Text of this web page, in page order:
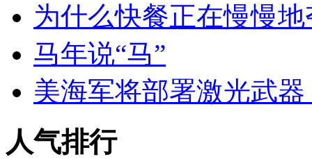
为什么快餐正在慢慢
马年说“马”
美海军将部署激光武
人气排行